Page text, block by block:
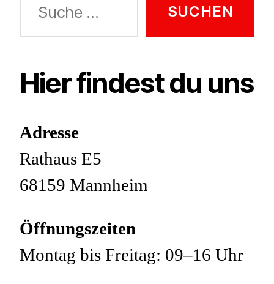
nach:
Hier findest du uns
Adresse
Rathaus E5
68159 Mannheim
Öffnungszeiten
Montag bis Freitag: 09–16 Uhr